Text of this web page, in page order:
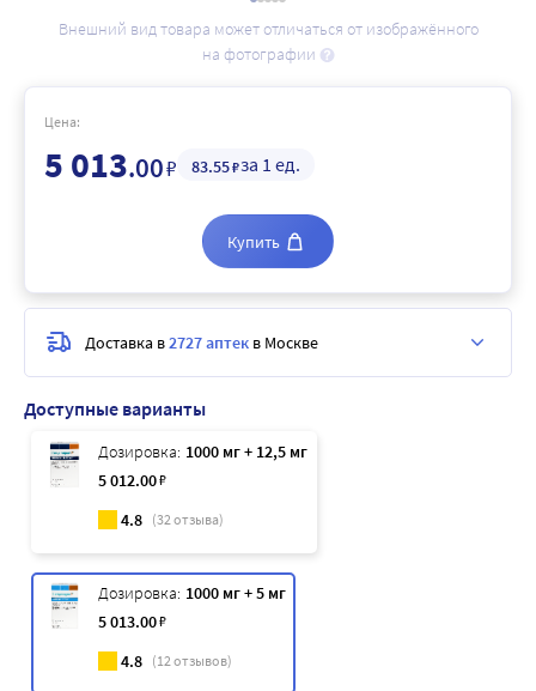
Внешний вид товара может отличаться от изображённого
на фотографии
Доступные варианты
Дозировка: 1000 мг + 12,5 мг
5 012.00₽
4.8 (32отзыва)
Дозировка: 1000 мг + 5 мг
5 013.00₽
4.8 (12отзывов)
Цена:
5 013.00₽ 83.55₽за 1 ед.
Купить
Доставка в2727 аптек в Москве